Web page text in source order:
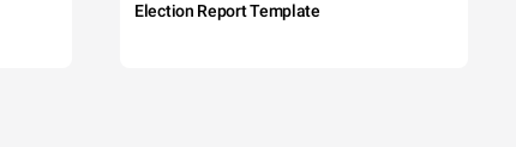
Election Report Template